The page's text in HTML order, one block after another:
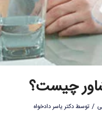
چیست؟
/ توسطدکتر یاسر دادخواه